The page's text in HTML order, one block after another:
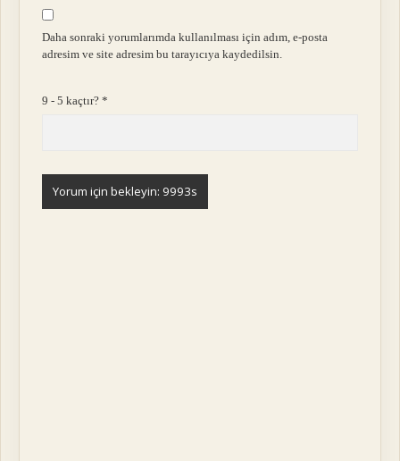
Daha sonraki yorumlarımda kullanılması için adım, e-posta
adresim ve site adresim bu tarayıcıya kaydedilsin.
9 - 5 kaçtır?*